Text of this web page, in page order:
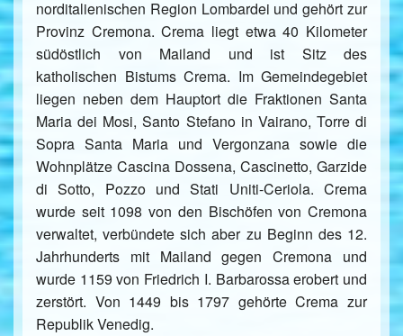
norditalienischen Region Lombardei und gehört zur
Provinz Cremona. Crema liegt etwa 40 Kilometer
südöstlich von Mailand und ist Sitz des
katholischen Bistums Crema. Im Gemeindegebiet
liegen neben dem Hauptort die Fraktionen Santa
Maria dei Mosi, Santo Stefano in Vairano, Torre di
Sopra Santa Maria und Vergonzana sowie die
Wohnplätze Cascina Dossena, Cascinetto, Garzide
di Sotto, Pozzo und Stati Uniti-Ceriola. Crema
wurde seit 1098 von den Bischöfen von Cremona
verwaltet, verbündete sich aber zu Beginn des 12.
Jahrhunderts mit Mailand gegen Cremona und
wurde 1159 von Friedrich I. Barbarossa erobert und
zerstört. Von 1449 bis 1797 gehörte Crema zur
Republik Venedig.